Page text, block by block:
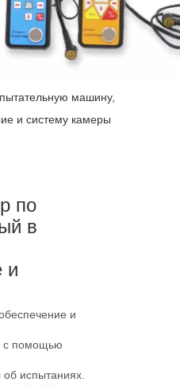
машину,
и систему камеры
по
в
и
и
с помощью
испытаниях.